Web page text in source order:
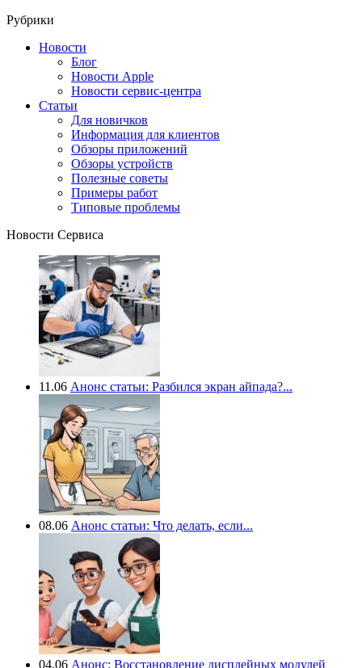
Рубрики
Новости
Блог
Новости Apple
Новости сервис-центра
Статьи
Для новичков
Информация для клиентов
Обзоры приложений
Обзоры устройств
Полезные советы
Примеры работ
Типовые проблемы
Новости Сервиса
11.06 Анонс статьи: Разбился экран айпада?...
08.06 Анонс статьи: Что делать, если...
04.06 Анонс: Восстановление дисплейных модулей